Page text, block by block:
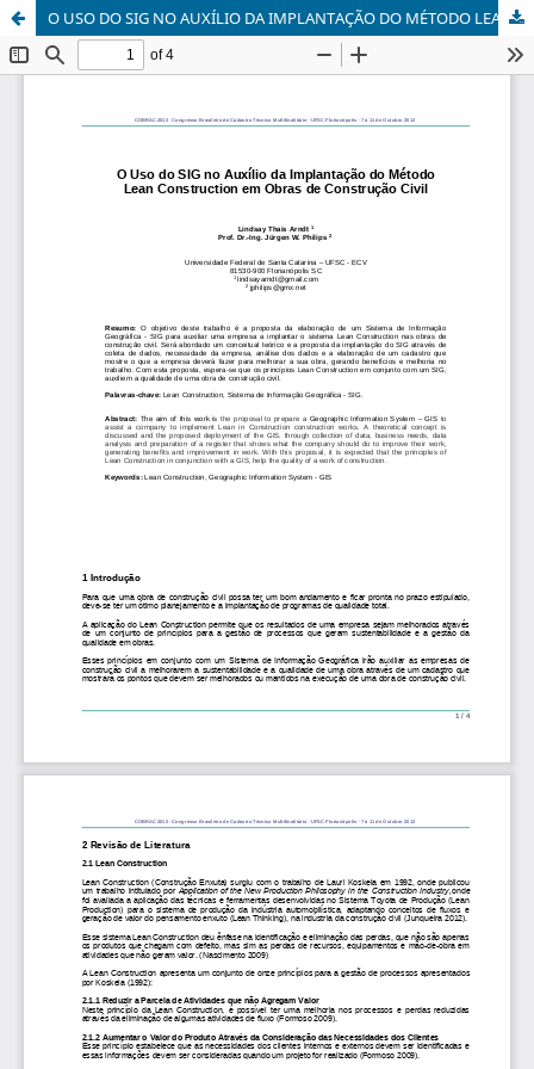
O USO DO SIG NO AUXÍLIO DA IMPLANTAÇÃO DO MÉTODO LEAN CONSTRUCTION EM OBRAS DE CONSTRUÇÃO CIVIL